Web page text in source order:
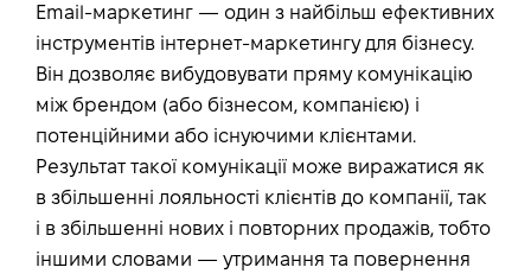
Email-маркетинг — один з найбільш ефективних
інструментів інтернет-маркетингу для бізнесу.
Він дозволяє вибудовувати пряму комунікацію
між брендом (або бізнесом, компанією) і
потенційними або існуючими клієнтами.
Результат такої комунікації може виражатися як
в збільшенні лояльності клієнтів до компанії, так
і в збільшенні нових і повторних продажів, тобто
іншими словами — утримання та повернення